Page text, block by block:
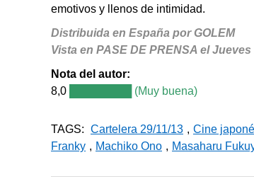
emotivos y llenos de intimidad.
Distribuida en España por GOLEM
Vista en PASE DE PRENSA el
Nota del autor:
8,0
████████ (Muy buena)
TAGS: Cartelera 29/11/13 , Cine
Franky , Machiko Ono , Masaharu